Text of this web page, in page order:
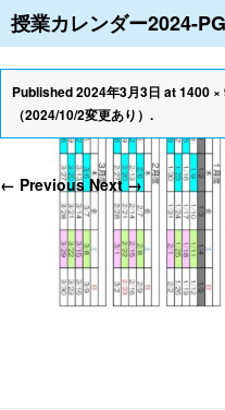
授業カレンダー2024-
Published2024年3月3日 at1400 ×
（2024/10/2変更あり） .
← Previous Next →